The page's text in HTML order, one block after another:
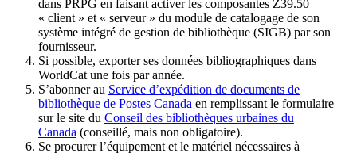
dans PRPG en faisant activer les composantes Z39.50
« client » et « serveur » du module de catalogage de son
système intégré de gestion de bibliothèque (SIGB) par son
fournisseur.
Si possible, exporter ses données bibliographiques dans
WorldCat une fois par année.
S’abonner au Service d’expédition de documents de
bibliothèque de Postes Canada en remplissant le formulaire
sur le site du Conseil des bibliothèques urbaines du
Canada (conseillé, mais non obligatoire).
Se procurer l’équipement et le matériel nécessaires à